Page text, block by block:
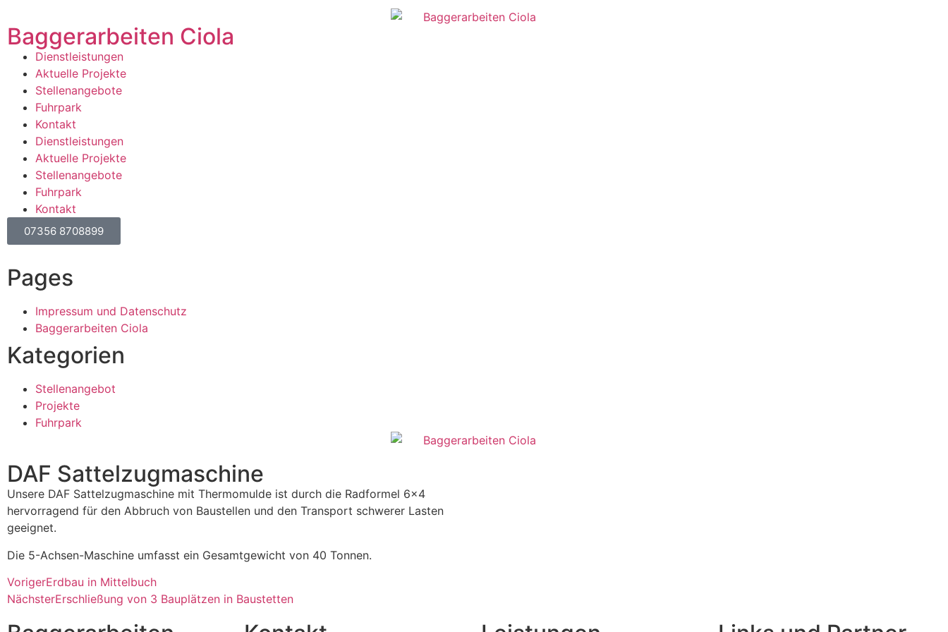
Baggerarbeiten Ciola
Dienstleistungen
Aktuelle Projekte
Stellenangebote
Fuhrpark
Kontakt
Dienstleistungen
Aktuelle Projekte
Stellenangebote
Fuhrpark
Kontakt
07356 8708899
Pages
Impressum und Datenschutz
Baggerarbeiten Ciola
Kategorien
Stellenangebot
Projekte
Fuhrpark
DAF Sattelzugmaschine
Unsere DAF Sattelzugmaschine mit Thermomulde ist durch die Radformel 6×4
hervorragend für den Abbruch von Baustellen und den Transport schwerer Lasten
geeignet.
Die 5-Achsen-Maschine umfasst ein Gesamtgewicht von 40 Tonnen.
VorigerErdbau in Mittelbuch
NächsterErschließung von 3 Bauplätzen in Baustetten